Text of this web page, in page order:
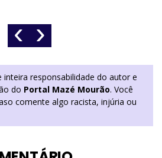
‹ ›
responsabilidade do autor e
do Portal Mazé Mourão. Você
comente algo racista, injúria ou